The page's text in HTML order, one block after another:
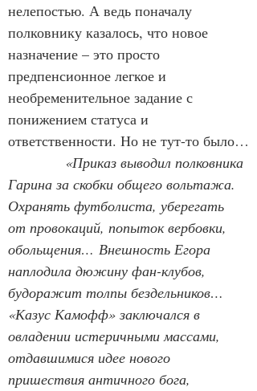
нелепостью. А ведь поначалу
полковнику казалось, что новое
назначение – это просто
предпенсионное легкое и
необременительное задание с
понижением статуса и
ответственности. Но не тут-то было…
«Приказ выводил полковника
Гарина за скобки общего вольтажа.
Охранять футболиста, уберегать
от провокаций, попыток вербовки,
обольщения… Внешность Егора
наплодила дюжину фан-клубов,
будоражит толпы бездельников…
«Казус Камофф» заключался в
овладении истеричными массами,
отдавшимися идее нового
пришествия античного бога,